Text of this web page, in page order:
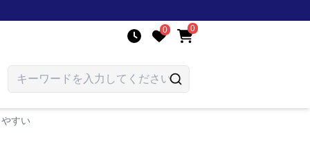
0 0
すい